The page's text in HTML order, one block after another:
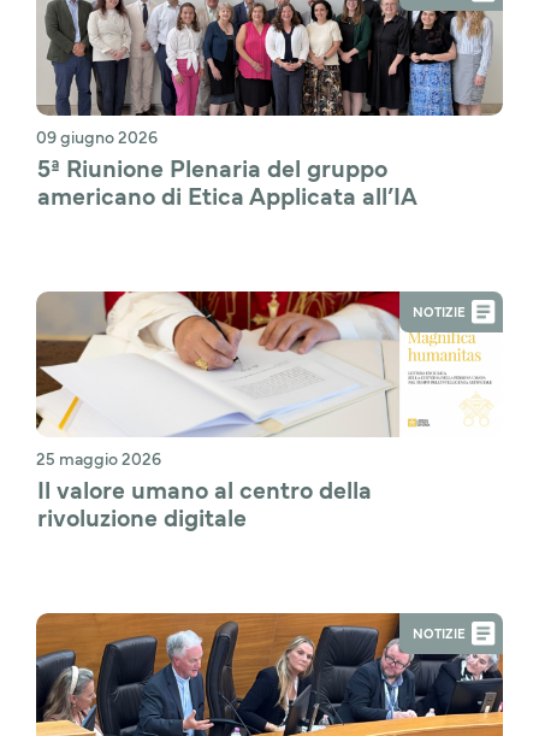
09 giugno 2026
5ª Riunione Plenaria del gruppo
americano di Etica Applicata all’IA
NOTIZIE
25 maggio 2026
Il valore umano al centro della
rivoluzione digitale
NOTIZIE